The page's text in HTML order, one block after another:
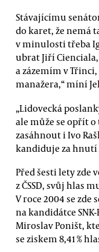
Stávajícímu
do karet, že nemá
v minulosti třeba
ubrat Jiří
a zázemím v
manažera,“ míní
„Lidovecká
ale může se opřít
zasáhnout i Ivo
kandiduje za hnutí
Před šesti lety zde
z ČSSD, svůj hlas
V roce 2004 se
na kandidátce
Miroslav Poništ,
se ziskem 8,41 %